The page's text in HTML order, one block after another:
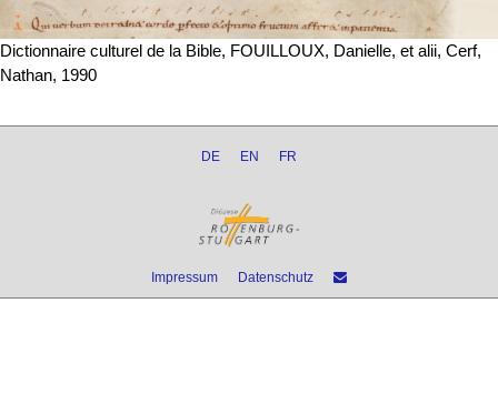
Dictionnaire culturel de la Bible, FOUILLOUX, Danielle, et alii, Cerf,
Nathan, 1990
DE EN FR
Impressum Datenschutz